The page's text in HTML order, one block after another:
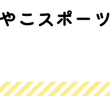
こスポーツ